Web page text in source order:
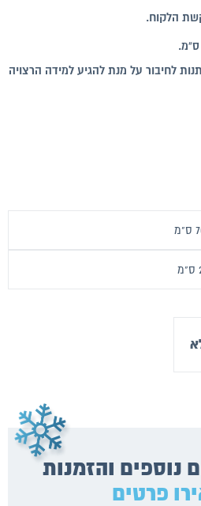
הלקוח.
לחיבור על מנת להגיע למידה הרצויה
נוספים והזמנות
פרטים